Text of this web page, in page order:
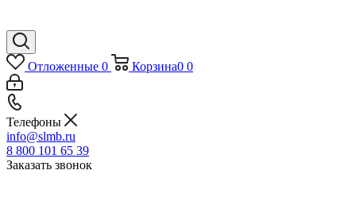
Отложенные 0 Корзина0 0
Телефоны
info@slmb.ru
8 800 101 65 39
Заказать звонок